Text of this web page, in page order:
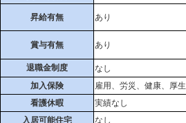
昇給有無 あり
賞与有無 あり
退職金制度
なし
加入保険
雇用、労災、健康、厚生
看護休暇
実績なし
入居可能住宅
なし